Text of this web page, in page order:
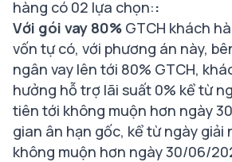
hàng có 02 lựa chọn::
Với gói vay 80% GTCH khách
vốn tự có, với phương án này,
ngân vay lên tới 80% GTCH,
hưởng hỗ trợ lãi suất 0% kể từ
tiên tới không muộn hơn ngày
gian ân hạn gốc, kể từ ngày giải
không muộn hơn ngày 30/06/